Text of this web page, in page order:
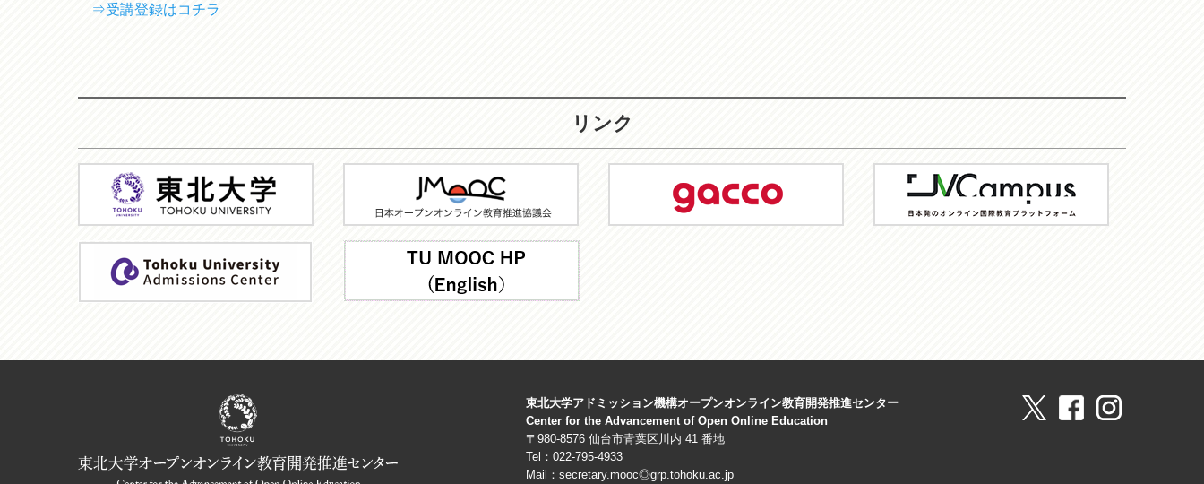
⇒受講登録はコチラ
リンク
大
学
Campus
ミ
TU
MOOC
HP
東北大学アドミッション機構オープンオンライン教育開発推進センター
Center for the Advancement of Open Online Education
〒980-8576 仙台市青葉区川内 41 番地
Tel：022-795-4933
Mail：secretary.mooc◎grp.tohoku.ac.jp